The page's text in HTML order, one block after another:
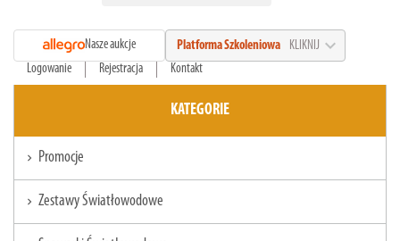
Nasze aukcje Platforma Szkoleniowa KLIKNIJ expand_more
Logowanie Rejestracja Kontakt
KATEGORIE
chevron_right Promocje
chevron_right Zestawy Światłowodowe